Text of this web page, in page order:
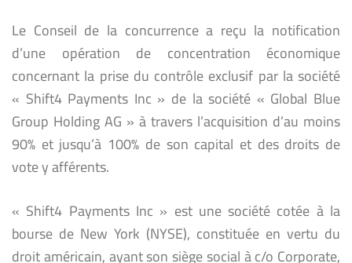
Le Conseil de la concurrence a reçu la notification
d’une opération de concentration économique
concernant la prise du contrôle exclusif par la société
« Shift4 Payments Inc » de la société « Global Blue
Group Holding AG » à travers l’acquisition d’au moins
90% et jusqu’à 100% de son capital et des droits de
vote y afférents.
« Shift4 Payments Inc » est une société cotée à la
bourse de New York (NYSE), constituée en vertu du
droit américain, ayant son siège social à c/o Corporate,